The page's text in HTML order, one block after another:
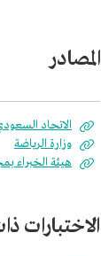
المصادر
الاتحاد
وزارة الرياضة
هيئة الخبراء
الاختبارات